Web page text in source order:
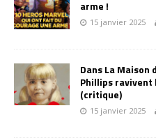
arme !
15 janvier 2025
Dans La Maison
Phillips ravivent
(critique)
15 janvier 2025